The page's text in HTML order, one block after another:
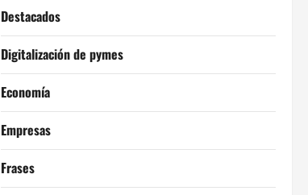
Destacados
Digitalización de pymes
Economía
Empresas
Frases